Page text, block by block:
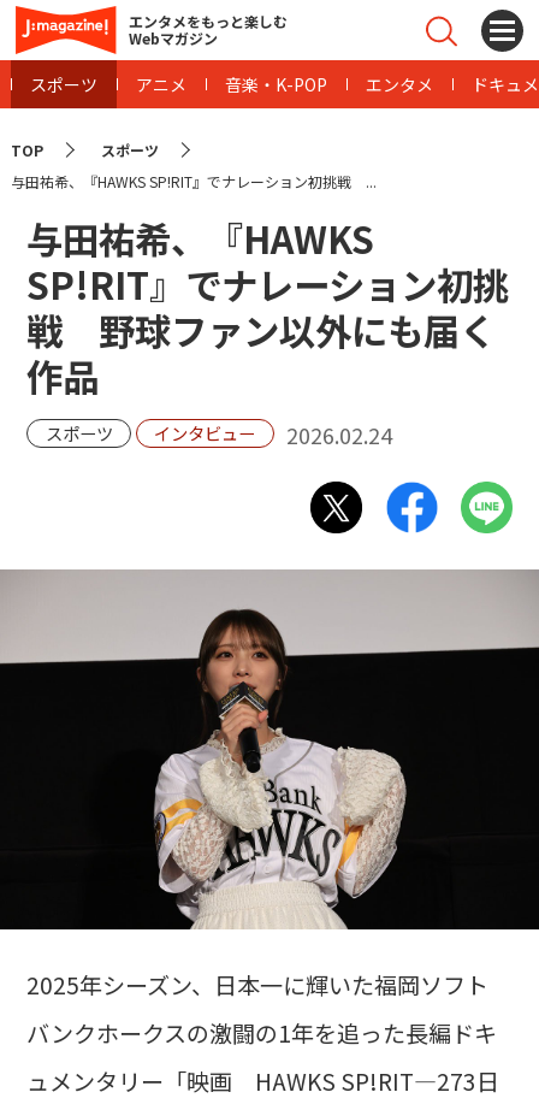
エンタメをもっと楽しむ
Webマガジン
スポーツ アニメ 音楽・K-POP エンタメ ドキュ
TOP
スポーツ
与田祐希、『HAWKS SP!RIT』でナレーション初挑戦 ...
与田祐希、『HAWKS
SP!RIT』でナレーション初挑
戦 野球ファン以外にも届く
作品
スポーツ インタビュー 2026.02.24
2025年シーズン、日本一に輝いた福岡ソフト
バンクホークスの激闘の1年を追った長編ドキ
ュメンタリー「映画 HAWKS SP!RIT―273日